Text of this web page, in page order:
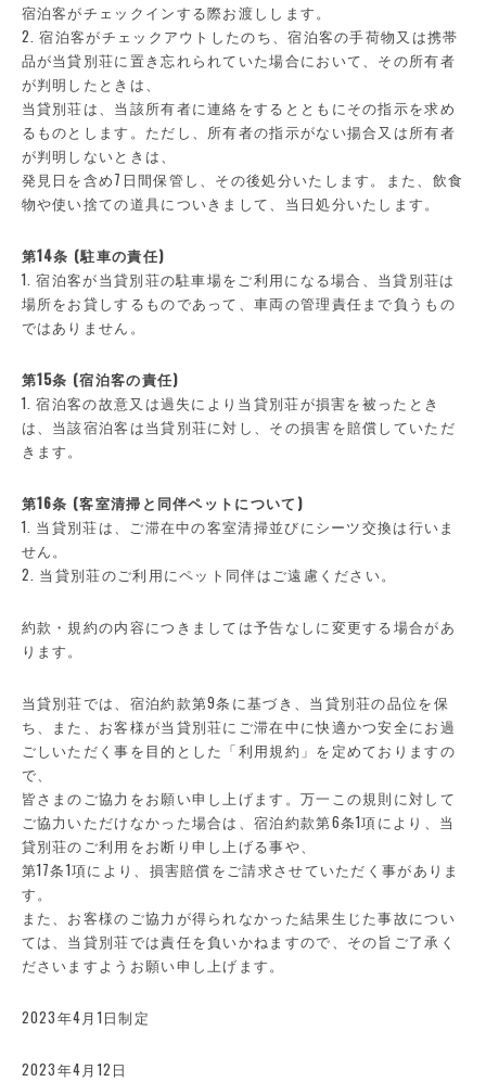
宿泊客がチェックインする際お渡しします。
2. 宿泊客がチェックアウトしたのち、宿泊客の手荷物又は携帯
品が当貸別荘に置き忘れられていた場合において、その所有者
が判明したときは、
当貸別荘は、当該所有者に連絡をするとともにその指示を求め
るものとします。ただし、所有者の指示がない揚合又は所有者
が判明しないときは、
発見日を含め7日間保管し、その後処分いたします。また、飲食
物や使い捨ての道具についきまして、当日処分いたします。
第14条 (駐車の責任)
1. 宿泊客が当貸別荘の駐車場をご利用になる場合、当貸別荘は
場所をお貸しするものであって、車両の管理責任まで負うもの
ではありません。
第15条 (宿泊客の責任)
1. 宿泊客の故意又は過失により当貸別荘が損害を被ったとき
は、当該宿泊客は当貸別荘に対し、その損害を賠償していただ
きます。
第16条 (客室清掃と同伴ペットについて)
1. 当貸別荘は、ご滞在中の客室清掃並びにシーツ交換は行いま
せん。
2. 当貸別荘のご利用にペット同伴はご遠慮ください。
約款・規約の内容につきましては予告なしに変更する場合があ
ります。
当貸別荘では、宿泊約款第9条に基づき、当貸別荘の品位を保
ち、また、お客様が当貸別荘にご滞在中に快適かつ安全にお過
ごしいただく事を目的とした「利用規約」を定めておりますの
で、
皆さまのご協力をお願い申し上げます。万一この規則に対して
ご協力いただけなかった場合は、宿泊約款第6条1項により、当
貸別荘のご利用をお断り申し上げる事や、
第17条1項により、損害賠償をご請求させていただく事がありま
す。
また、お客様のご協力が得られなかった結果生じた事故につい
ては、当貸別荘では責任を負いかねますので、その旨ご了承く
ださいますようお願い申し上げます。
2023年4月1日制定
2023年4月12日